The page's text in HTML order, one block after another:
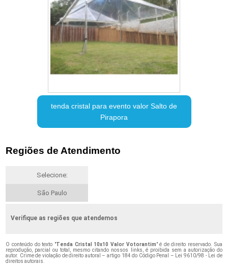
tenda cristal para evento valor Salto de
Pirapora
Regiões de Atendimento
Selecione:
São Paulo
Verifique as regiões que atendemos
O conteúdo do texto "Tenda Cristal 10x10 Valor Votorantim" é de direito reservado. Sua
reprodução, parcial ou total, mesmo citando nossos links, é proibida sem a autorização do
autor. Crime de violação de direito autoral – artigo 184 do Código Penal –
Lei 9610/98 - Lei de
direitos autorais